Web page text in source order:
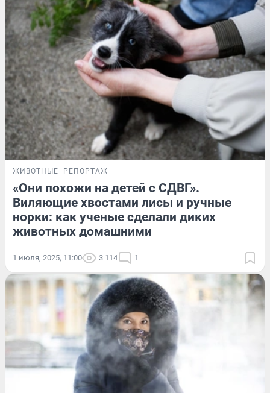
ЖИВОТНЫЕ РЕПОРТАЖ
«Они похожи на детей с СДВГ».
Виляющие хвостами лисы и ручные
норки: как ученые сделали диких
животных домашними
1 июля, 2025, 11:00 3 114 1